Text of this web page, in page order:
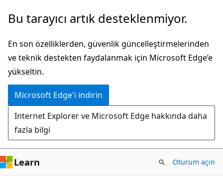
Ana
atla
Bu tarayıcı artık desteklenmiyor.
En son özelliklerden, güvenlik güncelleştirmelerinden
ve teknik destekten faydalanmak için Microsoft Edge’e
yükseltin.
Microsoft Edge'i indirin
Internet Explorer ve Microsoft Edge hakkında daha
fazla bilgi
Learn Oturum açın